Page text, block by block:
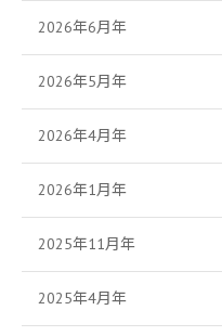
2026年6月年
2026年5月年
2026年4月年
2026年1月年
2025年11月年
2025年4月年